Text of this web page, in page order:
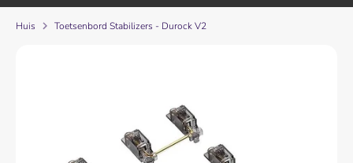
onze
winkel
Huis Toetsenbord Stabilizers - Durock V2